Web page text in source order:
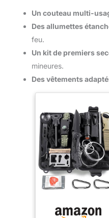
Un couteau multi-
Des allumettes
feu.
Un kit de premiers
mineures.
Des vêtements